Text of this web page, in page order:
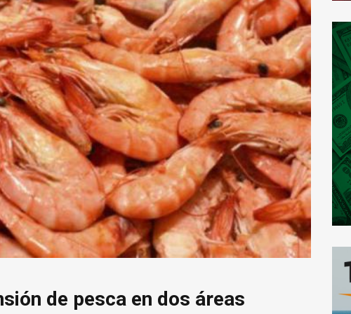
de pesca en dos áreas